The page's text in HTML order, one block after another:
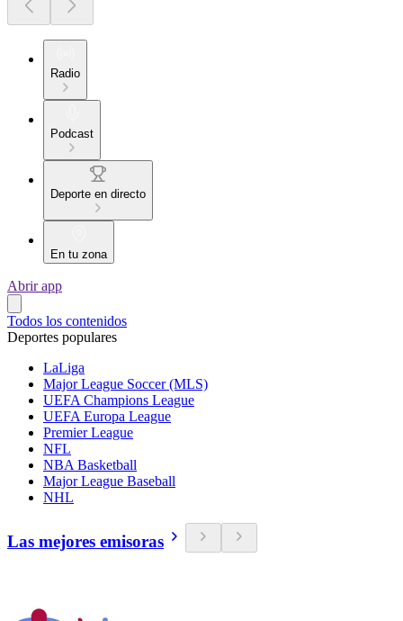
Radio
Podcast
Deporte en directo
En tu zona
Abrir app
Todos los contenidos
Deportes populares
LaLiga
Major League Soccer (MLS)
UEFA Champions League
UEFA Europa League
Premier League
NFL
NBA Basketball
Major League Baseball
NHL
Las mejores emisoras